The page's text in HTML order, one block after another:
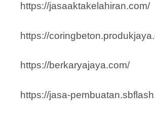
https://jasaaktakelahiran.com/
https://
https://berkaryajaya.com/
https://jasa-